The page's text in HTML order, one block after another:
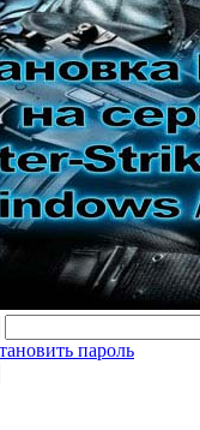
пароль